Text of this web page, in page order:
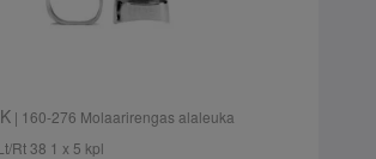
| 160-276 Molaarirengas alaleuka
Rt 38 1 x 5 kpl